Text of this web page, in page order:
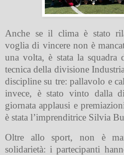
Anche se il clima è stato
voglia di vincere non è
una volta, è stata la squadra
tecnica della divisione
discipline su tre: pallavolo e
invece, è stato vinto dalla
giornata applausi e
è stata l’imprenditrice Silvia
Oltre allo sport, non è
solidarietà: i partecipanti